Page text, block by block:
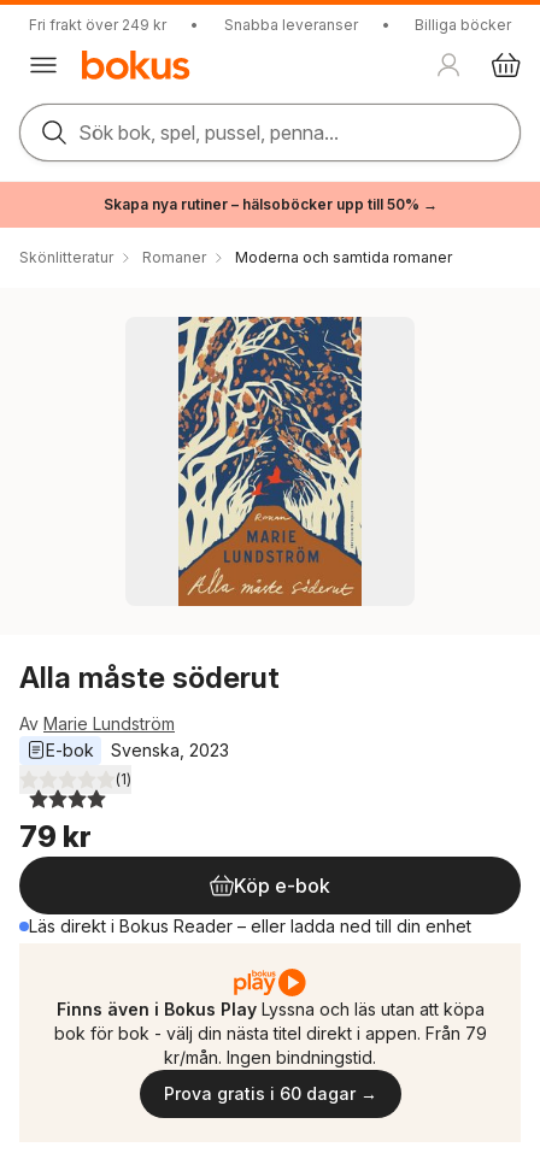
Fri frakt över 249 kr • Snabba leveranser • Billiga böcker
Sök bok, spel, pussel, penna...
Skapa nya rutiner – hälsoböcker upp till 50% →
Skönlitteratur Romaner Moderna och samtida romaner
Alla måste söderut
Av Marie Lundström
E-bok
Svenska 2023
4,0utav 5 stjärnor. Totalt antal röster:
(1)
79 kr
Köp e-bok
Läs direkt i Bokus Reader – eller ladda ned till din enhet
Finns även i Bokus Play Lyssna och läs utan att köpa
bok för bok - välj din nästa titel direkt i appen. Från 79
kr/mån. Ingen bindningstid.
Prova gratis i 60 dagar →